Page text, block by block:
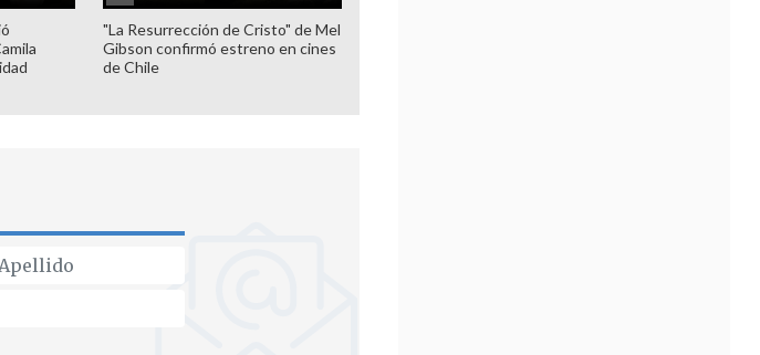
"La Resurrección de Cristo" de Mel
Gibson confirmó estreno en cines
de Chile